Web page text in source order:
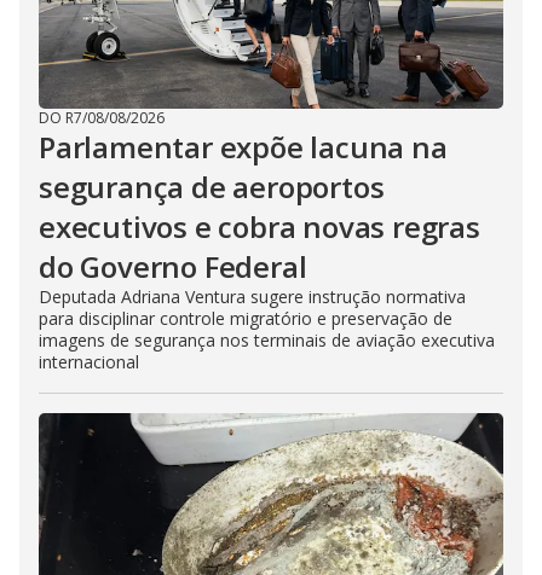
DO R7/08/08/2026
Parlamentar expõe lacuna na
segurança de aeroportos
executivos e cobra novas regras
do Governo Federal
Deputada Adriana Ventura sugere instrução normativa
para disciplinar controle migratório e preservação de
imagens de segurança nos terminais de aviação executiva
internacional